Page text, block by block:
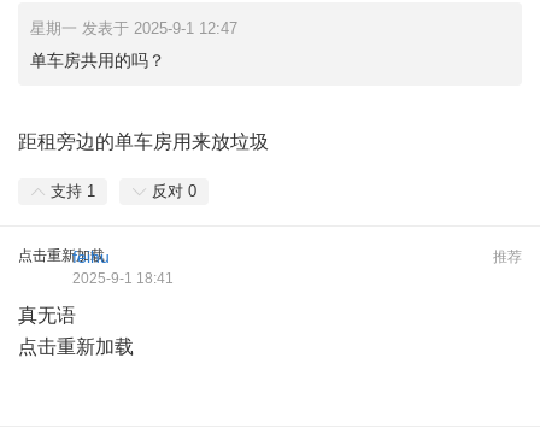
星期一 发表于 2025-9-1 12:47
单车房共用的吗？
距租旁边的单车房用来放垃圾
支持 1 反对 0
点击重新加载 推荐
feihu
2025-9-1 18:41
真无语
点击重新加载